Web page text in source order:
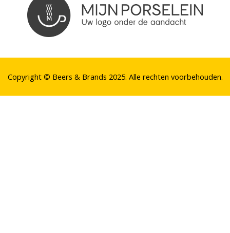
Copyright © Beers & Brands 2025. Alle rechten voorbehouden.